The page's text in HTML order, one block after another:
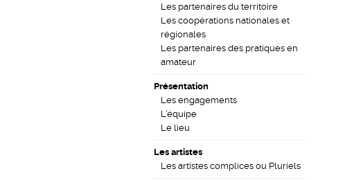
Les partenaires du territoire
Les coopérations nationales et
régionales
Les partenaires des pratiques en
amateur
Présentation
Les engagements
L’équipe
Le lieu
Les artistes
Les artistes complices ou Pluriels